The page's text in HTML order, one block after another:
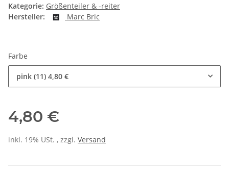
Kategorie: Größenteiler & -reiter
Hersteller:
Marc Bric
Farbe
pink (11) 4,80 €
4,80 €
inkl. 19% USt. , zzgl. Versand